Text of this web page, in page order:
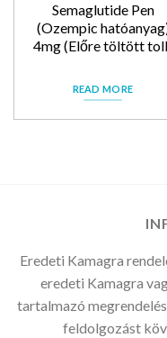
Semaglutide Pen
(Ozempic
4mg (Előre töltött
READ MORE
Eredeti Kamagra
eredeti Kamagra
tartalmazó
feldolgozást